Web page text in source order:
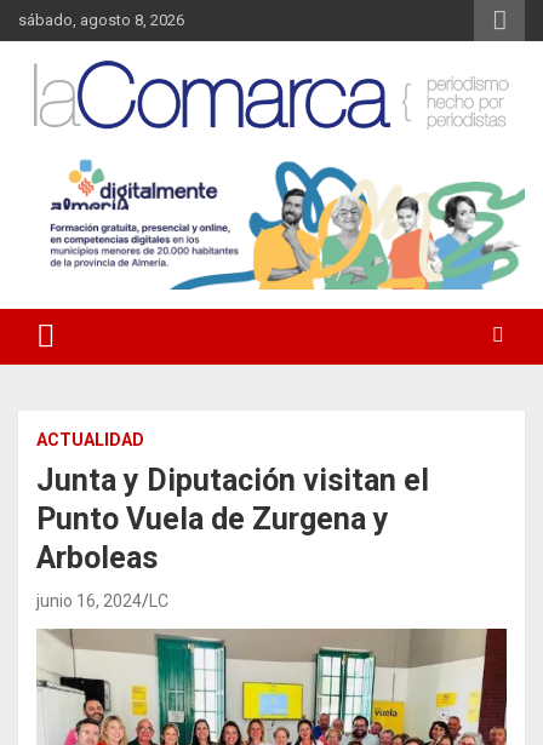
Saltar
al
contenido
sábado, agosto 8, 2026
La Comarca – Noticias del
Almanzora
Almanzora y sus localidades.
ACTUALIDAD
Junta y Diputación visitan el
Punto Vuela de Zurgena y
Arboleas
junio 16, 2024 LC